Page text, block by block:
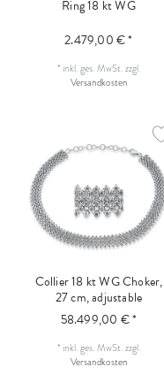
Ring 18 kt WG
2.479,00 € *
* inkl. ges. MwSt.zzgl.
Versandkosten
Collier 18 kt WG Choker,
27 cm, adjustable
58.499,00 € *
* inkl. ges. MwSt.zzgl.
Versandkosten